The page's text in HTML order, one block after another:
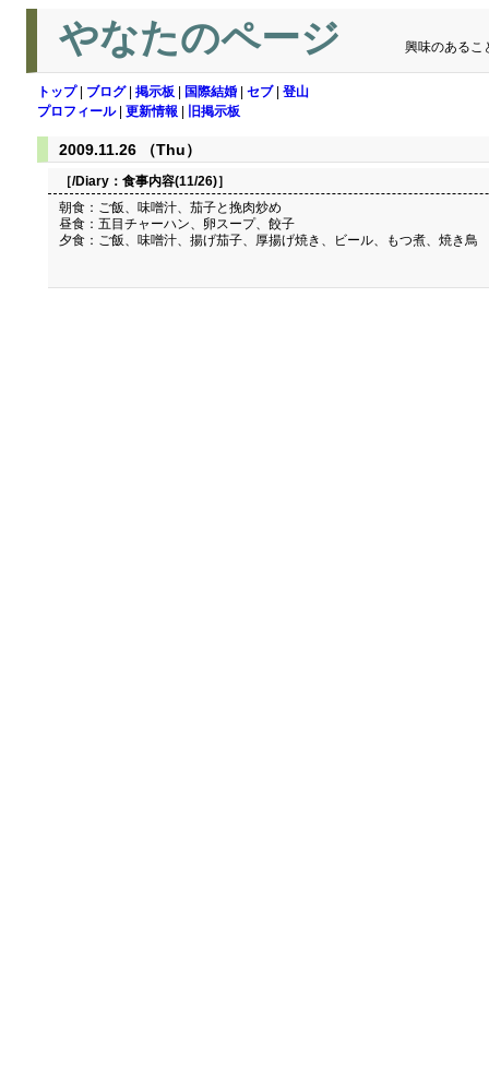
やなたのページ 興味のあるこ
トップ| ブログ| 掲示板 国際結婚 セブ| 登山
プロフィール| 更新情報 旧掲示板
2009.11.26 （Thu）
［/Diary： 食事内容(11/26)］
朝食：ご飯、味噌汁、茄子と挽肉炒め
昼食：五目チャーハン、卵スープ、餃子
夕食：ご飯、味噌汁、揚げ茄子、厚揚げ焼き、ビール、もつ煮、焼き鳥